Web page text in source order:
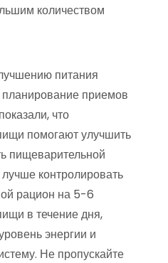
количеством
питания
приемов
что
помогают улучшить
пищеварительной
контролировать
рацион на 5-6
в течение дня,
энергии и
Не пропускайте